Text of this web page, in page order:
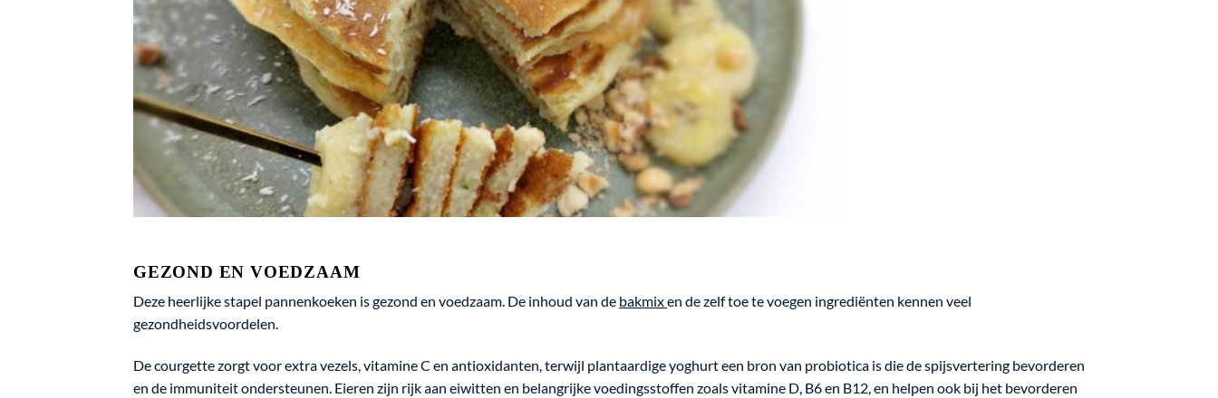
GEZOND EN VOEDZAAM
Deze heerlijke stapel pannenkoeken is gezond en voedzaam. De inhoud van de bakmixen de zelf toe te voegen ingrediënten kennen veel
gezondheidsvoordelen.
De courgette zorgt voor extra vezels, vitamine C en antioxidanten, terwijl plantaardige yoghurt een bron van probiotica is die de spijsvertering bevorderen
en de immuniteit ondersteunen. Eieren zijn rijk aan eiwitten en belangrijke voedingsstoffen zoals vitamine D, B6 en B12, en helpen ook bij het bevorderen